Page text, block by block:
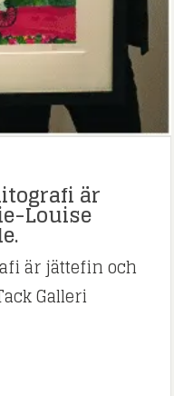
är
Louise
är jättefin och
Galleri